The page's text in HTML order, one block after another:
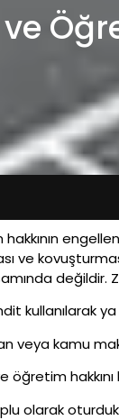
ve
değildir.
kullanılarak ya
veya kamu
öğretim hakkını
olarak